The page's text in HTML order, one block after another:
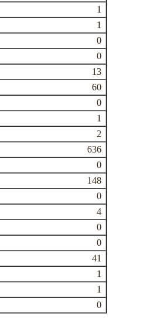
1
1
0
0
13
60
0
1
2
636
0
148
0
4
0
0
41
1
1
0